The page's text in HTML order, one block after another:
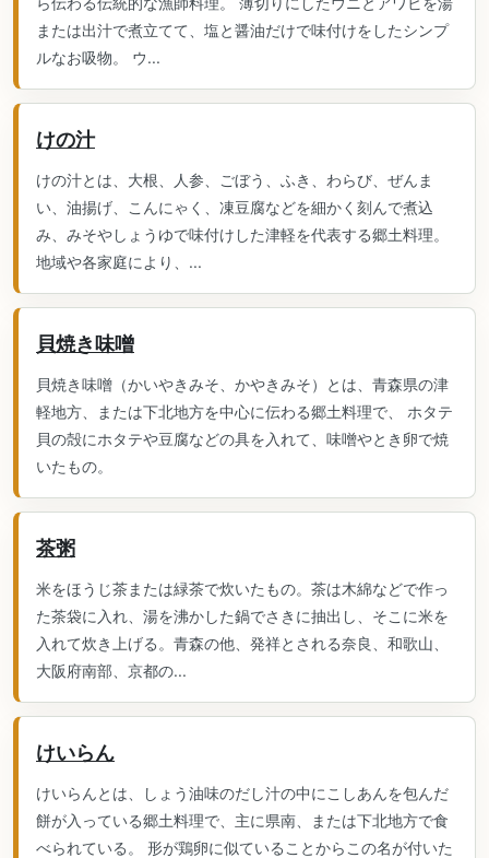
または出汁で煮立てて、塩と醤油だけで味付けをしたシンプ
ルなお吸物。 ウ...
けの汁
けの汁とは、大根、人参、ごぼう、ふき、わらび、ぜんま
い、油揚げ、こんにゃく、凍豆腐などを細かく刻んで煮込
み、みそやしょうゆで味付けした津軽を代表する郷土料理。
地域や各家庭により、...
貝焼き味噌
貝焼き味噌（かいやきみそ、かやきみそ）とは、青森県の津
軽地方、または下北地方を中心に伝わる郷土料理で、 ホタテ
貝の殻にホタテや豆腐などの具を入れて、味噌やとき卵で焼
いたもの。
茶粥
米をほうじ茶または緑茶で炊いたもの。茶は木綿などで作っ
た茶袋に入れ、湯を沸かした鍋でさきに抽出し、そこに米を
入れて炊き上げる。青森の他、発祥とされる奈良、和歌山、
大阪府南部、京都の...
けいらん
けいらんとは、しょう油味のだし汁の中にこしあんを包んだ
餅が入っている郷土料理で、主に県南、または下北地方で食
べられている。 形が鶏卵に似ていることからこの名が付いた